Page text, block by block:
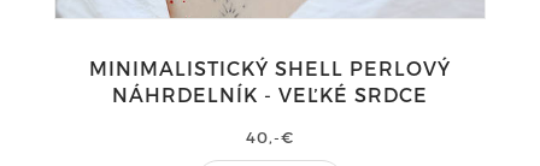
MINIMALISTICKÝ SHELL PERLOVÝ
NÁHRDELNÍK - VEĽKÉ SRDCE
40,-€